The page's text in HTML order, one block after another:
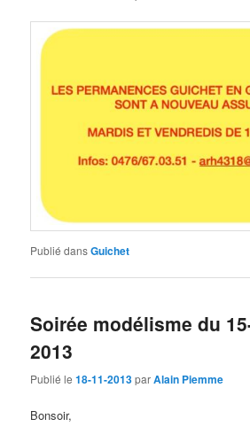
Publié dansGuichet
Soirée modélisme du
2013
Publié le18-11-2013parAlain Piemme
Bonsoir,